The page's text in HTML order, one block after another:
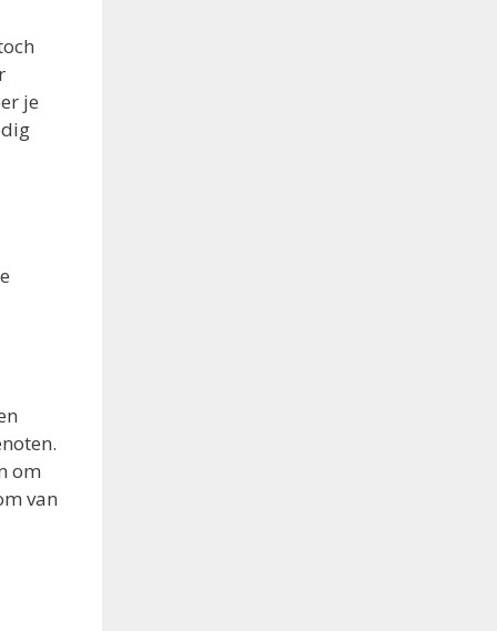
je
om
van